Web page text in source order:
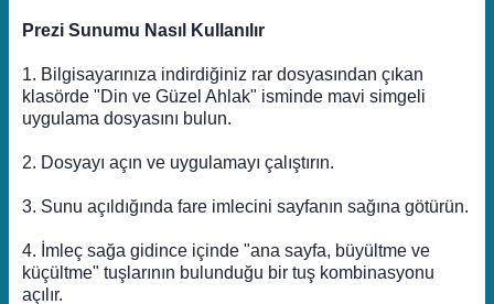
Prezi Sunumu Nasıl Kullanılır
1. Bilgisayarınıza indirdiğiniz rar dosyasından çıkan
klasörde "Din ve Güzel Ahlak" isminde mavi simgeli
uygulama dosyasını bulun.
2. Dosyayı açın ve uygulamayı çalıştırın.
3. Sunu açıldığında fare imlecini sayfanın sağına götürün.
4. İmleç sağa gidince içinde "ana sayfa, büyültme ve
küçültme" tuşlarının bulunduğu bir tuş kombinasyonu
açılır.